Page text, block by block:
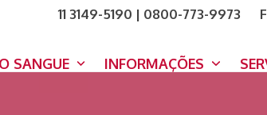
11 3149-5190 | 0800-773-9973
SANGUE INFORMAÇÕES